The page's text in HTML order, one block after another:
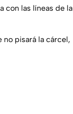
con las líneas de la
no pisará la cárcel,